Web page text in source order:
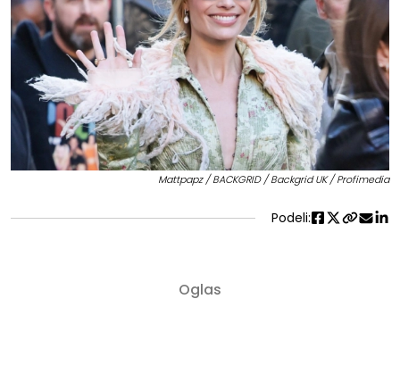
Mattpapz / BACKGRID / Backgrid UK / Profimedia
Podeli: